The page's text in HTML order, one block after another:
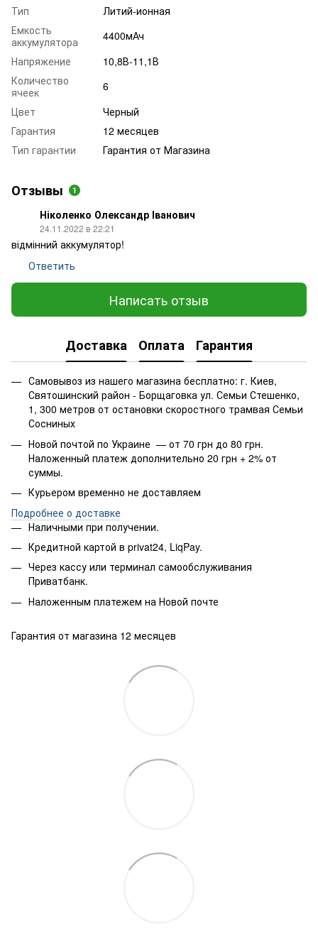
Тип
Литий-ионная
Емкость
аккумулятора
4400мАч
Напряжение
10,8В-11,1В
Количество
ячеек
6
Цвет
Черный
Гарантия
12 месяцев
Тип гарантии
Гарантия от Магазина
Отзывы 1
Ніколенко Олександр Іванович
24.11.2022 в 22:21
відмінний аккумулятор!
Ответить
Написать отзыв
Доставка Оплата Гарантия
Самовывоз из нашего магазина бесплатно: г. Киев,
Святошинский район - Борщаговка ул. Семьи Стешенко,
1, 300 метров от остановки скоростного трамвая Семьи
Сосниных
Новой почтой по Украине — от 70 грн до 80 грн.
Наложенный платеж дополнительно 20 грн + 2% от
суммы.
Курьером временно не доставляем
Подробнее о доставке
Наличными при получении.
Кредитной картой в privat24, LiqPay.
Через кассу или терминал самообслуживания
Приватбанк.
Наложенным платежем на Новой почте
Гарантия от магазина 12 месяцев